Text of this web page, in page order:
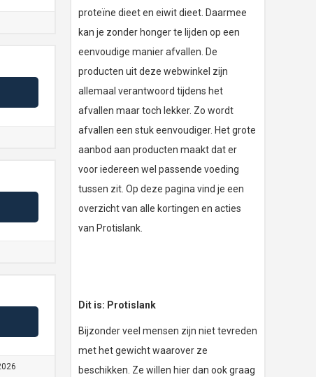
proteïne dieet en eiwit dieet. Daarmee
kan je zonder honger te lijden op een
eenvoudige manier afvallen. De
producten uit deze webwinkel zijn
allemaal verantwoord tijdens het
afvallen maar toch lekker. Zo wordt
afvallen een stuk eenvoudiger. Het grote
aanbod aan producten maakt dat er
voor iedereen wel passende voeding
tussen zit. Op deze pagina vind je een
overzicht van alle kortingen en acties
van Protislank.
Dit is: Protislank
Bijzonder veel mensen zijn niet tevreden
met het gewicht waarover ze
beschikken. Ze willen hier dan ook graag